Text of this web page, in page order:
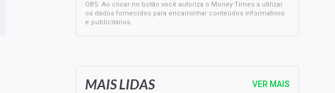
OBS: Ao clicar no botão você autoriza o Money Times a utilizar
os dados fornecidos para encaminhar conteúdos informativos
e publicitários.
SELIC em 14%: A repercussão da decisão sobre os JUROS
MAIS LIDAS VER MAIS